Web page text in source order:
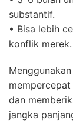
substantif.
• Bisa lebih
konflik merek.
dan
jangka